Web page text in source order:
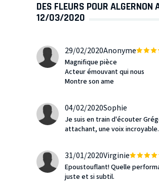
DES FLEURS POUR
12/03/2020
29/02/2020Anonyme
Magnifique pièce
Acteur émouvant qui nous
Montre son ame
04/02/2020Sophie
Je suis en train d'écouter
attachant, une voix
31/01/2020Virginie
Epoustouflant! Quelle
juste et si subtil.